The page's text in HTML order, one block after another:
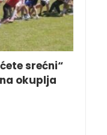
srećni“
okuplja